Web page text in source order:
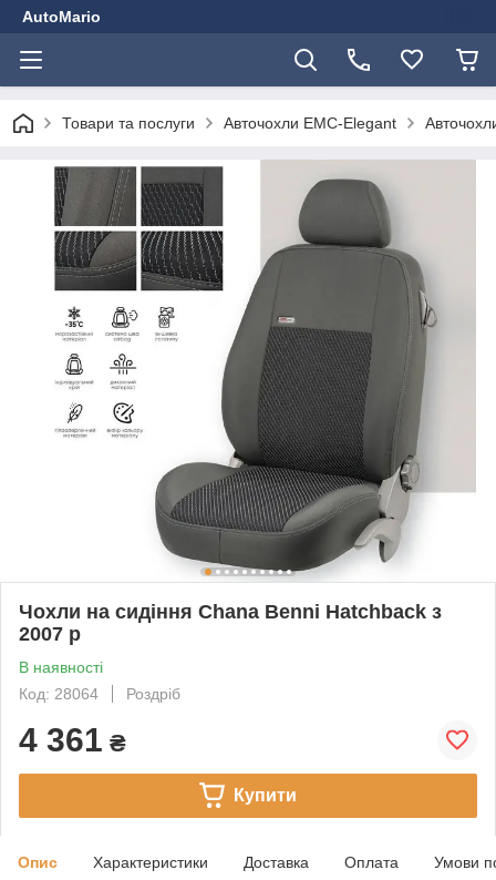
AutoMario
Товари та послуги Авточохли EMC-Elegant
Чохли на сидіння Chana Benni Hatchback з
2007 р
В наявності
Код: 28064
Роздріб
4 361 ₴
Купити
Опис Характеристики Доставка Оплата Умови